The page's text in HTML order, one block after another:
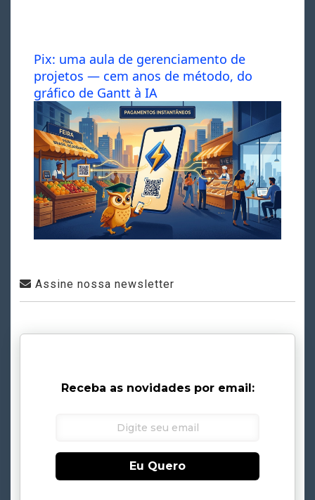
Pix: uma aula de gerenciamento de
projetos — cem anos de método, do
gráfico de Gantt à IA
Assine nossa newsletter
Receba as novidades por email:
Eu Quero